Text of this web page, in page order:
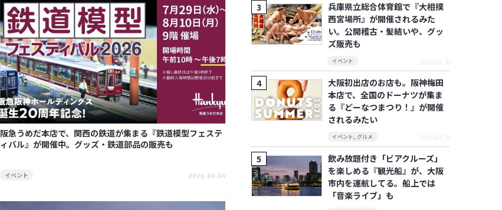
阪急うめだ本店で、関西の鉄道が集まる『鉄道模型フェステ
ィバル』が開催中。グッズ・鉄道部品の販売も
イベント 2026.08.04
兵庫県立総合体育館で『大相撲
西宮場所』が開催されるみた
い。公開稽古・髪結いや、グッ
ズ販売も
イベント 2026.07.30
大阪初出店のお店も。阪神梅田
本店で、全国のドーナツが集ま
る『どーなつまつり！』が開催
されるみたい
イベント,グルメ 2026.07.28
飲み放題付き「ビアクルーズ」
を楽しめる『観光船』が、大阪
市内を運航してる。船上では
「音楽ライブ」も